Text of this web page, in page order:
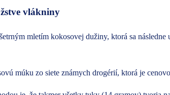
vlákniny
mletím kokosovej dužiny, ktorá sa následne
múku zo siete známych drogérií, ktorá je